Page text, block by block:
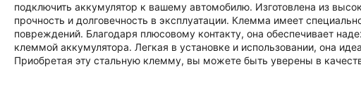
подключить аккумулятор к вашему автомобилю. Изготовлена из
прочность и долговечность в эксплуатации. Клемма имеет
повреждений. Благодаря плюсовому контакту, она обеспечивает
клеммой аккумулятора. Легкая в установке и использовании, она
Приобретая эту стальную клемму, вы можете быть уверены в